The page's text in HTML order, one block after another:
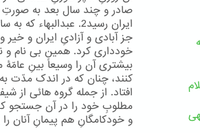
صادر و چند سال بعد به صورتِ
ایران رسید2.
جز آبادی و آزادیِ ایران و
خودداری کرد. همین بی نام و
بیشتری آن را وسیعاً بینِ عامّۀ
کنند، چنان که در اندک مدّت به
افتاد. از جمله گروه هائی از
مطلوبِ خود را در آن جستجو
و خودکامگانِ هم پیمانِ آنان را